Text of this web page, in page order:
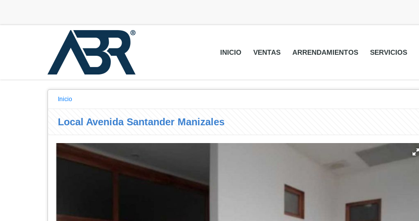
INICIO VENTAS ARRENDAMIENTOS SERVICIOS
Inicio
Local Avenida Santander Manizales